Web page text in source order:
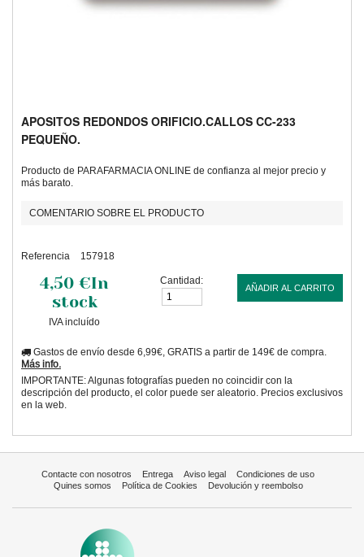
APOSITOS REDONDOS ORIFICIO.CALLOS CC-233
PEQUEÑO.
Producto de PARAFARMACIA ONLINE de confianza al mejor precio y
más barato.
COMENTARIO SOBRE EL PRODUCTO
Referencia 157918
4,50 €In
stock
IVA incluído
Cantidad:
AÑADIR AL CARRITO
Gastos de envío desde 6,99€, GRATIS a partir de 149€ de compra.
Más info.
IMPORTANTE: Algunas fotografías pueden no coincidir con la
descripción del producto, el color puede ser aleatorio. Precios exclusivos
en la web.
Contacte con nosotros Entrega Aviso legal
Condiciones de uso
Quines somos
Política de Cookies Devolución y reembolso